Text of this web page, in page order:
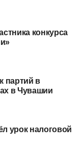
конкурса
партий в
в Чувашии
урок налоговой